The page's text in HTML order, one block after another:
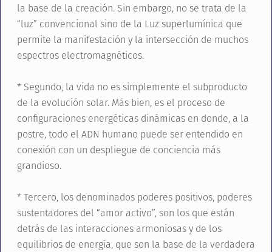
la base de la creación. Sin embargo, no se trata de la
“luz” convencional sino de la Luz superlumínica que
permite la manifestación y la intersección de muchos
espectros electromagnéticos.
* Segundo, la vida no es simplemente el subproducto
de la evolución solar. Más bien, es el proceso de
configuraciones energéticas dinámicas en donde, a la
postre, todo el ADN humano puede ser entendido en
conexión con un despliegue de conciencia más
grandioso.
* Tercero, los denominados poderes positivos, poderes
sustentadores del “amor activo”, son los que están
detrás de las interacciones armoniosas y de los
equilibrios de energía, que son la base de la verdadera